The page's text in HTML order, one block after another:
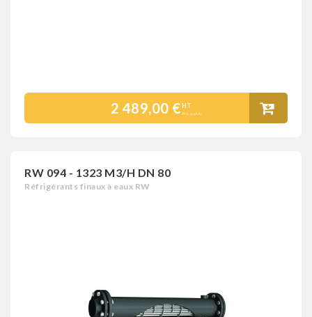
2 489,00 €HT
Prix public
RW 094 - 1323 M3/H DN 80
Réfrigérants finaux à eaux RW